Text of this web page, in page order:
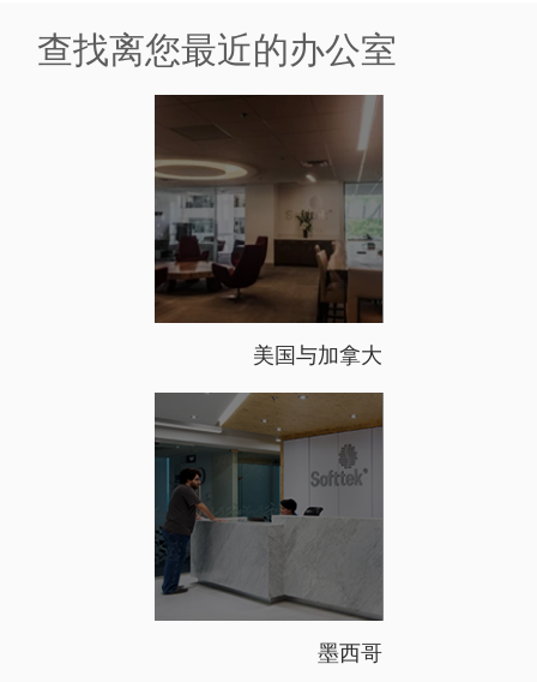
查找离您最近的办公室
美国与加拿大
墨西哥